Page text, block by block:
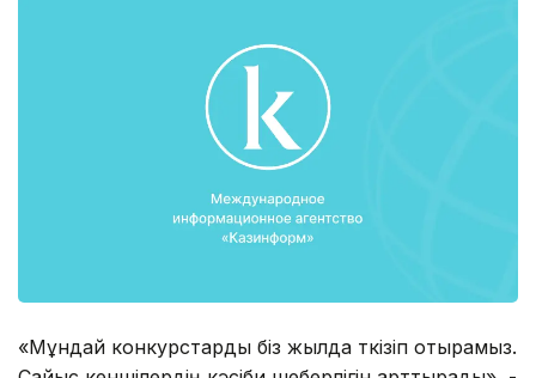
«Мұндай конкурстарды біз жылда өткізіп отырамыз.